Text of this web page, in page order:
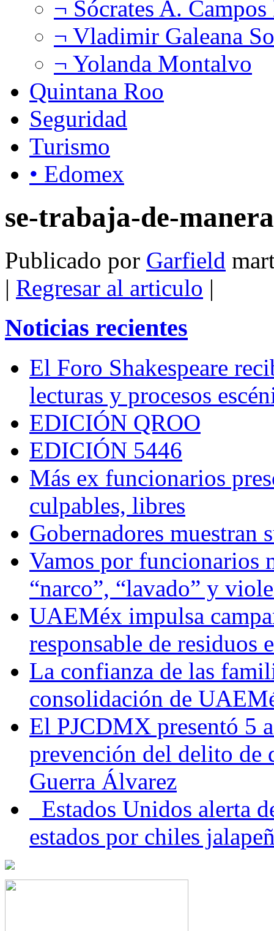
¬ Sócrates A.
¬ Vladimir Galeana
¬ Yolanda Montalvo
Quintana Roo
Seguridad
Turismo
• Edomex
se-trabaja-de-manera
Publicado por Garfield
| Regresar al articulo |
Noticias recientes
El Foro Shakespeare
lecturas y procesos
EDICIÓN QROO
EDICIÓN 5446
Más ex funcionarios
culpables, libres
Gobernadores muestran
Vamos por funcionarios
“narco”, “lavado” y
UAEMéx impulsa
responsable de residuos
La confianza de las
consolidación de
El PJCDMX presentó 5
prevención del delito de
Guerra Álvarez
Estados Unidos alerta
estados por chiles